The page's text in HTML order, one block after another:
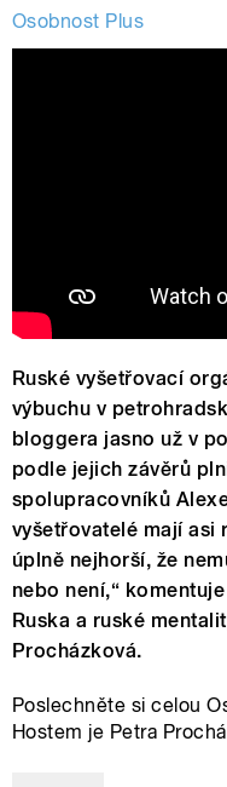
Osobnost Plus
Ruské vyšetřovací
výbuchu v
bloggera jasno už v
podle jejich závěrů
spolupracovníků
vyšetřovatelé mají asi
úplně nejhorší, že
nebo není,“
Ruska a ruské
Procházková.
Poslechněte si celou
Hostem je Petra